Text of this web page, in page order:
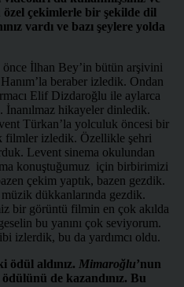
çekimlerle bir şekilde dil
vardı ve bazı şeylere yolda
İlhan Bey’in bütün arşivini
beraber izledik. Ondan
Elif Dizdaroğlu ile aylarca
İnanılmaz hikayeler dinledik.
Türkan’la yolculuk öncesi bir
filmler izledik. Özellikle şehri
Levent sinema okulundan
konuştuğumuz için birbirimizi
çekim yaptık, bazen gezdik.
dükkanlarında gezdik.
bir görüntü filmin en çok akılda
bu yanını çok seviyorum.
izlerdik, bu da yardımcı oldu.
ödül aldınız. Mimaroğlu’nun
de kazandınız. Bu